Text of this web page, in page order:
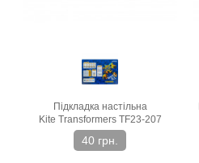
Підкладка настільна
Kite Transformers TF23-207
40 грн.